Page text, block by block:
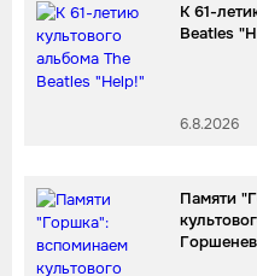
К 61-
Beatles
6.8.2026
Памяти